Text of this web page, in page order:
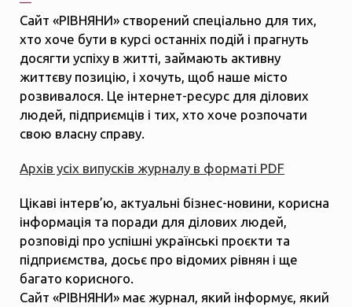
Сайт «РІВНЯНИ» створений спеціально для тих,
хто хоче бути в курсі останніх подій і прагнуть
досягти успіху в житті, займають активну
життєву позицію, і хочуть, щоб наше місто
розвивалося. Це інтернет-ресурс для ділових
людей, підприємців і тих, хто хоче розпочати
свою власну справу.
Архів усіх випусків журналу в форматі PDF
Цікаві інтерв’ю, актуальні бізнес-новини, корисна
інформація та поради для ділових людей,
розповіді про успішні українські проєкти та
підприємства, досьє про відомих рівнян і ще
багато корисного.
Сайт «РІВНЯНИ» має журнал, який інформує, який